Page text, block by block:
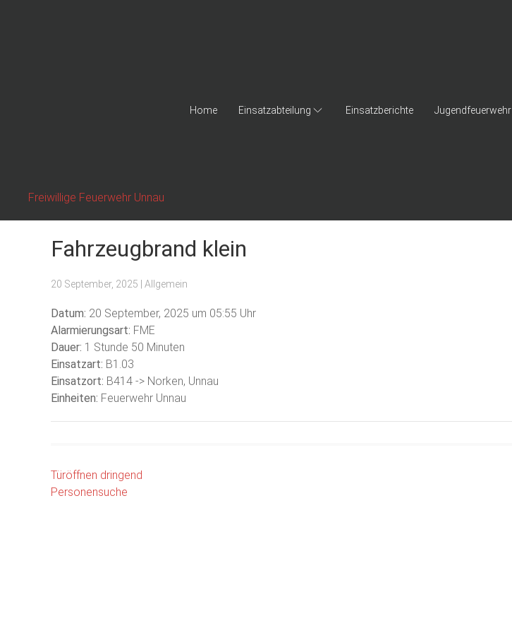
Freiwillige Feuerwehr Unnau
Home Einsatzabteilung Einsatzberichte Jugendfeuerwehr
Fahrzeugbrand klein
20 September, 2025 | Allgemein
Datum: 20 September, 2025 um 05:55 Uhr
Alarmierungsart: FME
Dauer: 1 Stunde 50 Minuten
Einsatzart: B1.03
Einsatzort: B414 -> Norken, Unnau
Einheiten: Feuerwehr Unnau
Beitragsnavigation
Türöffnen dringend
Personensuche